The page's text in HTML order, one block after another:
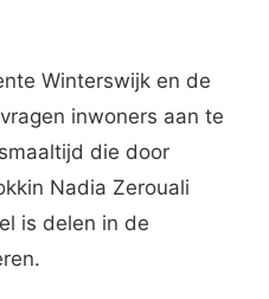
Winterswijk en de
inwoners aan te
die door
Nadia Zerouali
is delen in de